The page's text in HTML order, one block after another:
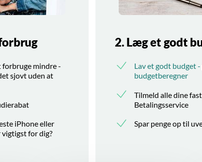
forbruge mindre -
sjovt uden at
iPhone eller
for dig?
2. Læg et godt
Lav et godt budget
budgetberegner
Tilmeld alle dine
Betalingsservice
Spar penge op til